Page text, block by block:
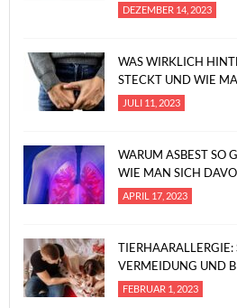
DEZEMBER 14, 2023
WAS WIRKLICH
STECKT UND WIE
JULI 11, 2023
WARUM ASBEST SO
WIE MAN SICH
APRIL 17, 2023
TIERHAARALLERGIE:
VERMEIDUNG UND
FEBRUAR 1, 2023